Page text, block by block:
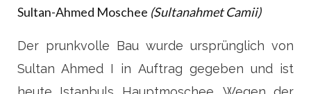
Sultan-Ahmed Moschee (Sultanahmet Camii)
Der prunkvolle Bau wurde ursprünglich von
Sultan Ahmed I in Auftrag gegeben und ist